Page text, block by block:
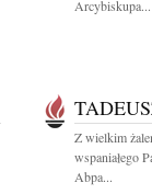
Arcybiskupa...
Z wielkim
wspaniałego
Abpa...